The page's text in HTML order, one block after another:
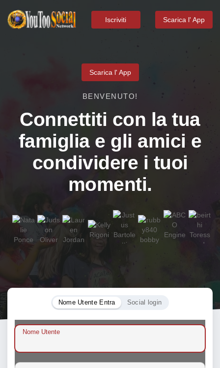
Iscriviti Scarica l' App
Scarica l' App
BENVENUTO!
Connettiti con la tua
famiglia e gli amici e
condividere i tuoi
momenti.
Nome Utente Entra Social login
Nome Utente